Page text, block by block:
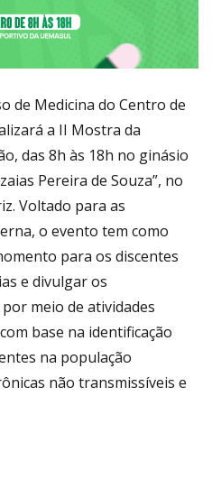
de Medicina do Centro de
a II Mostra da
das 8h às 18h no ginásio
Pereira de Souza”, no
Voltado para as
o evento tem como
para os discentes
e divulgar os
meio de atividades
base na identificação
na população
não transmissíveis e